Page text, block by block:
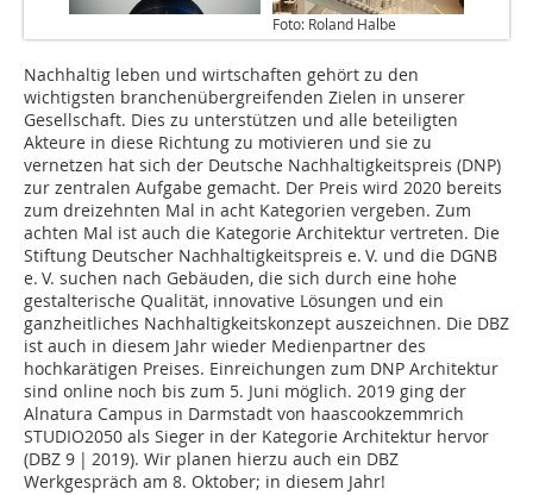
Foto: Roland Halbe
Nachhaltig leben und wirtschaften gehört zu den
wichtigsten branchenübergreifenden Zielen in unserer
Gesellschaft. Dies zu unterstützen und alle beteiligten
Akteure in diese Richtung zu motivieren und sie zu
vernetzen hat sich der Deutsche Nachhaltigkeitspreis (DNP)
zur zentralen Aufgabe gemacht. Der Preis wird 2020 bereits
zum dreizehnten Mal in acht Kategorien vergeben. Zum
achten Mal ist auch die Kategorie Architektur vertreten. Die
Stiftung Deutscher Nachhaltigkeitspreis e. V. und die DGNB
e. V. suchen nach Gebäuden, die sich durch eine hohe
gestalterische Qualität, innovative Lösungen und ein
ganzheitliches Nachhaltigkeitskonzept auszeichnen. Die DBZ
ist auch in diesem Jahr wieder Medienpartner des
hochkarätigen Preises. Einreichungen zum DNP Architektur
sind online noch bis zum 5. Juni möglich. 2019 ging der
Alnatura Campus in Darmstadt von haascookzemmrich
STUDIO2050 als Sieger in der Kategorie Architektur hervor
(DBZ 9 | 2019). Wir planen hierzu auch ein DBZ
Werkgespräch am ­­­8. Oktober; in diesem Jahr!